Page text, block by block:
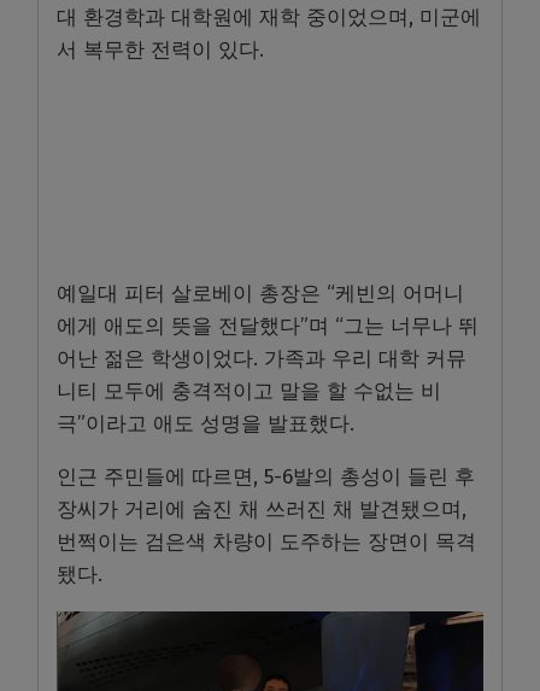
대 환경학과 대학원에 재학 중이었으며, 미군에
서 복무한 전력이 있다.
예일대 피터 살로베이 총장은 “케빈의 어머니
에게 애도의 뜻을 전달했다”며 “그는 너무나 뛰
어난 젊은 학생이었다. 가족과 우리 대학 커뮤
니티 모두에 충격적이고 말을 할 수없는 비
극”이라고 애도 성명을 발표했다.
인근 주민들에 따르면, 5-6발의 총성이 들린 후
장씨가 거리에 숨진 채 쓰러진 채 발견됐으며,
번쩍이는 검은색 차량이 도주하는 장면이 목격
됐다.